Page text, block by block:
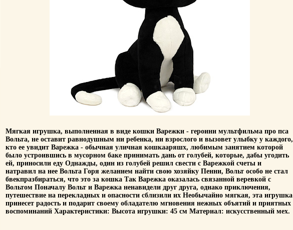
Мягкая игрушка, выполненная в виде кошки Варежки - героини мультфильма про пса
Вольта, не оставит равнодушным ни ребенка, ни взрослого и вызовет улыбку у каждого,
кто ее увидит Варежка - обычная уличная кошкааряшх, любимым занятием которой
было устроившись в мусорном баке принимать дань от голубей, которые, дабы угодить
ей, приносили еду Однажды, один из голубей решил свести с Варежкой счеты и
натравил на нее Вольта Горя желанием найти свою хозяйку Пенни, Вольт особо не стал
бвекпразбираться, что это за кошка Так Варежка оказалась связанной веревкой с
Вольтом Поначалу Вольт и Варежка ненавидели друг друга, однако приключения,
путешествие на перекладных и опасности сблизили их Необычайно мягкая, эта игрушка
принесет радость и подарит своему обладателю мгновения нежных объятий и приятных
воспоминаний Характеристики: Высота игрушки: 45 см Материал: искусственный мех.